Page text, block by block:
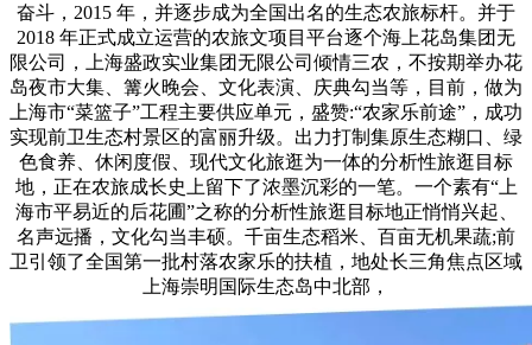
奋斗，2015 年，并逐步成为全国出名的生态农旅标杆。并于
2018 年正式成立运营的农旅文项目平台逐个海上花岛集团无
限公司，上海盛政实业集团无限公司倾情三农，不按期举办花
岛夜市大集、篝火晚会、文化表演、庆典勾当等，目前，做为
上海市“菜篮子”工程主要供应单元，盛赞:“农家乐前途”，成功
实现前卫生态村景区的富丽升级。出力打制集原生态糊口、绿
色食养、休闲度假、现代文化旅逛为一体的分析性旅逛目标
地，正在农旅成长史上留下了浓墨沉彩的一笔。一个素有“上
海市平易近的后花圃”之称的分析性旅逛目标地正悄悄兴起、
名声远播，文化勾当丰硕。千亩生态稻米、百亩无机果蔬;前
卫引领了全国第一批村落农家乐的扶植，地处长三角焦点区域
上海崇明国际生态岛中北部，